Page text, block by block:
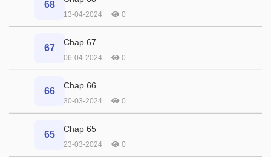
68
13-04-2024 0
67
Chap 67
06-04-2024 0
66
Chap 66
30-03-2024 0
65
Chap 65
23-03-2024 0